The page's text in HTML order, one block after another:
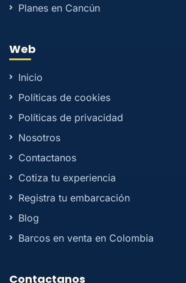
Planes en Cancún
Web
Inicio
Políticas de cookies
Políticas de privacidad
Nosotros
Contactanos
Cotiza tu experiencia
Registra tu embarcación
Blog
Barcos en venta en Colombia
Contactanos